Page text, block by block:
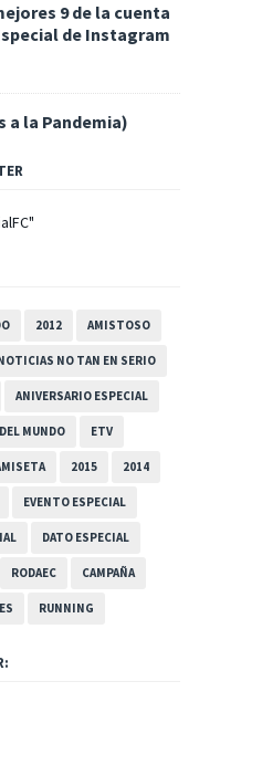
9 de la cuenta
de Instagram
a la Pandemia)
2012 AMISTOSO
NO TAN EN SERIO
ANIVERSARIO ESPECIAL
MUNDO ETV
2015 2014
EVENTO ESPECIAL
DATO ESPECIAL
RODAEC CAMPAÑA
RUNNING